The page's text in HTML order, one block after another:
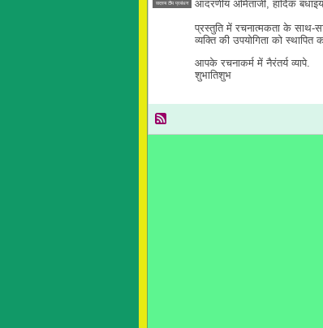
सदस्य टीम प्रबंधन
आदरणीय अमिताजी, हार्दिक
प्रस्तुति में रचनात्मकता के साथ-
व्यक्ति की उपयोगिता को
आपके रचनाकर्म में नैरंतर्य व्यापे.
शुभातिशुभ